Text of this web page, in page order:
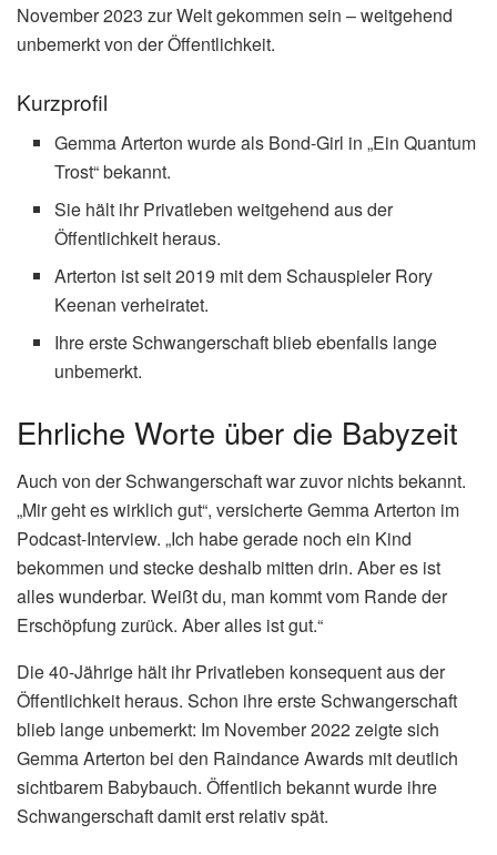
November 2023 zur Welt gekommen sein – weitgehend
unbemerkt von der Öffentlichkeit.
Kurzprofil
Gemma Arterton wurde als Bond-Girl in „Ein Quantum
Trost“ bekannt.
Sie hält ihr Privatleben weitgehend aus der
Öffentlichkeit heraus.
Arterton ist seit 2019 mit dem Schauspieler Rory
Keenan verheiratet.
Ihre erste Schwangerschaft blieb ebenfalls lange
unbemerkt.
Ehrliche Worte über die Babyzeit
Auch von der Schwangerschaft war zuvor nichts bekannt.
„Mir geht es wirklich gut“, versicherte Gemma Arterton im
Podcast-Interview. „Ich habe gerade noch ein Kind
bekommen und stecke deshalb mitten drin. Aber es ist
alles wunderbar. Weißt du, man kommt vom Rande der
Erschöpfung zurück. Aber alles ist gut.“
Die 40-Jährige hält ihr Privatleben konsequent aus der
Öffentlichkeit heraus. Schon ihre erste Schwangerschaft
blieb lange unbemerkt: Im November 2022 zeigte sich
Gemma Arterton bei den Raindance Awards mit deutlich
sichtbarem Babybauch. Öffentlich bekannt wurde ihre
Schwangerschaft damit erst relativ spät.